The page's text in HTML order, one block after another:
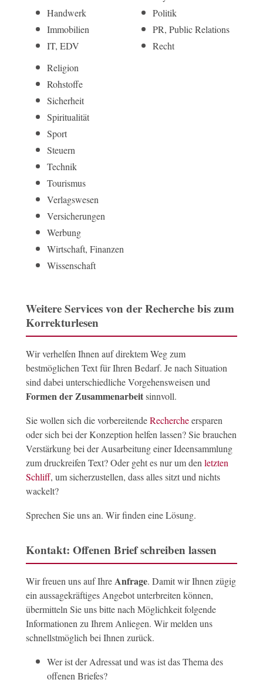
Handwerk
Immobilien
IT, EDV
Politik
PR, Public Relations
Recht
Religion
Rohstoffe
Sicherheit
Spiritualität
Sport
Steuern
Technik
Tourismus
Verlagswesen
Versicherungen
Werbung
Wirtschaft, Finanzen
Wissenschaft
Weitere Services von der Recherche bis zum
Korrekturlesen
Wir verhelfen Ihnen auf direktem Weg zum
bestmöglichen Text für Ihren Bedarf. Je nach Situation
sind dabei unterschiedliche Vorgehensweisen und
Formen der Zusammenarbeitsinnvoll.
Sie wollen sich die vorbereitendeRechercheersparen
oder sich bei der Konzeption helfen lassen? Sie brauchen
Verstärkung bei der Ausarbeitung einer Ideensammlung
zum druckreifen Text? Oder geht es nur um den letzten
Schliff, um sicherzustellen, dass alles sitzt und nichts
wackelt?
Sprechen Sie uns an. Wir finden eine Lösung.
Kontakt: Offenen Brief schreiben lassen
Wir freuen uns auf IhreAnfrage. Damit wir Ihnen zügig
ein aussagekräftiges Angebot unterbreiten können,
übermitteln Sie uns bitte nach Möglichkeit folgende
Informationen zu Ihrem Anliegen. Wir melden uns
schnellstmöglich bei Ihnen zurück.
Wer ist der Adressat und was ist das Thema des
offenen Briefes?